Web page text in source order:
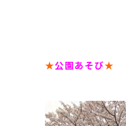
★公園あそび★